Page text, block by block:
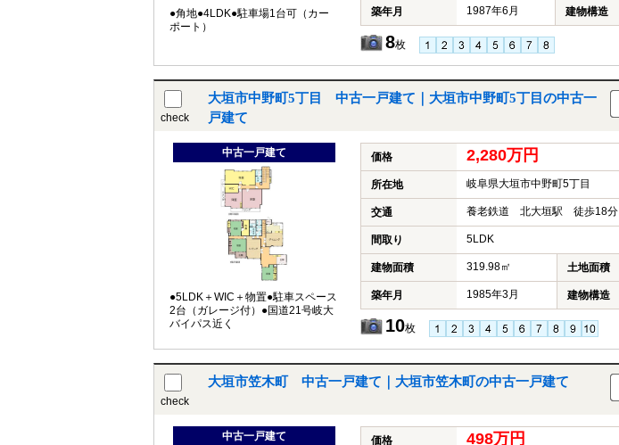
●角地●4LDK●駐車場1台可（カー
ポート）
築年月 1987年6月 建物構造
8枚
check
大垣市中野町5丁目 中古一戸建て｜大垣市中野町5丁目の中古一
戸建て
中古一戸建て
●5LDK＋WIC＋物置●駐車スペース
2台（ガレージ付）●国道21号岐大
バイパス近く
価格 2,280万円
所在地 岐阜県大垣市中野町5丁目
交通 養老鉄道 北大垣駅 徒歩18分
間取り 5LDK
建物面積 319.98㎡ 土地面積
築年月 1985年3月 建物構造
10枚
check
大垣市笠木町 中古一戸建て｜大垣市笠木町の中古一戸建て
中古一戸建て 価格 498万円